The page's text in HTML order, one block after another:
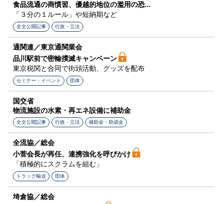
食品流通の商慣習、優越的地位の濫用の恐...
「３分の１ルール」や短納期など
全文公開記事 行政・立法
通関連／東京通関業会
品川駅前で密輸撲滅キャンペーン
東京税関と合同で街頭活動、グッズを配布
セミナー・イベント 団体
国交省
物流施設の水素・再エネ設備に補助金
全文公開記事 行政・立法 補助金・助成金
全流協／総会
小菅会長が再任、連携強化を呼びかけ
「積極的にスクラムを組む」
トラック輸送 団体
埼倉協／総会